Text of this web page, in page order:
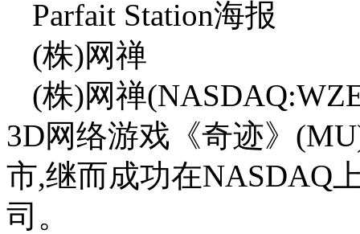
Parfait Station海报
(株)网禅
(株)网禅
3D网络游戏《奇迹》
市,继而成功在NASDAQ
司。